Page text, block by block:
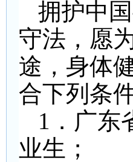
拥护中
守法，愿
途，身体
合下列条
1 ．广
业生；